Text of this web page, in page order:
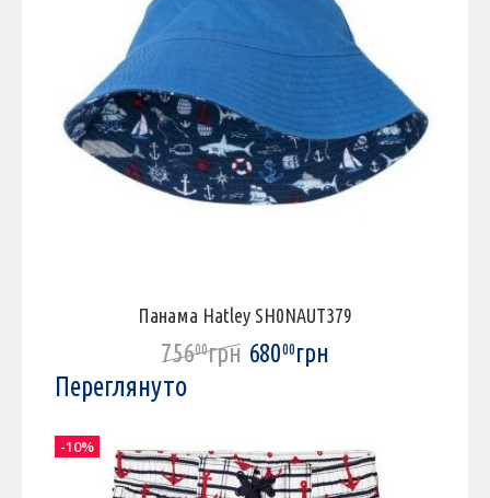
Панама Hatley SH0NAUT379
75600грн 68000грн
Переглянуто
-10%